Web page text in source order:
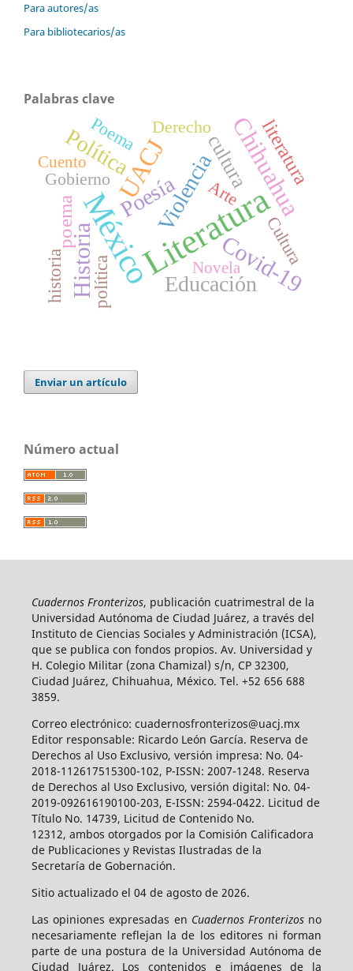
Para autores/as
Para bibliotecarios/as
Palabras clave
Literatura
México
UACJ Chihuahua
Historia Covid-19
PoesíaViolencia
Educación
Política cultura
poema
literatura
política
historia
Cultura
Poema
Arte
Derecho
Gobierno
Cuento
Novela
Enviar un artículo
Número actual
Cuadernos Fronterizos, publicación cuatrimestral de la
Universidad Autónoma de Ciudad Juárez, a través del
Instituto de Ciencias Sociales y Administración (ICSA),
que se publica con fondos propios. Av. Universidad y
H. Colegio Militar (zona Chamizal) s/n, CP 32300,
Ciudad Juárez, Chihuahua, México. Tel. +52 656 688
3859.
Correo electrónico: cuadernosfronterizos@uacj.mx
Editor responsable: Ricardo León García. Reserva de
Derechos al Uso Exclusivo, versión impresa: No. 04-
2018-112617515300-102, P-ISSN: 2007-1248. Reserva
de Derechos al Uso Exclusivo, versión digital: No. 04-
2019-092616190100-203, E-ISSN: 2594-0422. Licitud de
Título No. 14739, Licitud de Contenido No.
12312, ambos otorgados por la Comisión Calificadora
de Publicaciones y Revistas Ilustradas de la
Secretaría de Gobernación.
Sitio actualizado el 04 de agosto de 2026.
Las opiniones expresadas en Cuadernos Fronterizosno
necesariamente reflejan la de los editores ni forman
parte de una postura de la Universidad Autónoma de
Ciudad Juárez. Los contenidos e imágenes de la